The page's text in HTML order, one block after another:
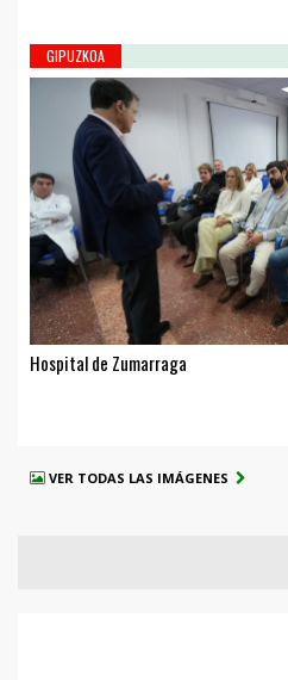
GIPUZKOA
Hospital de Zumarraga
VER TODAS LAS IMÁGENES